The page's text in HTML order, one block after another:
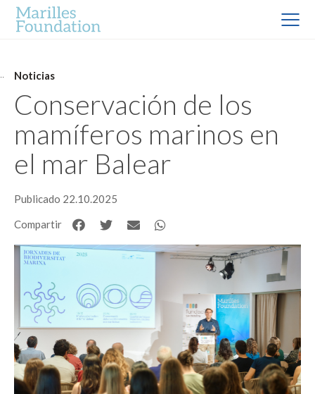
Noticias
Conservación de los
mamíferos marinos en
el mar Balear
Publicado 22.10.2025
Compartir